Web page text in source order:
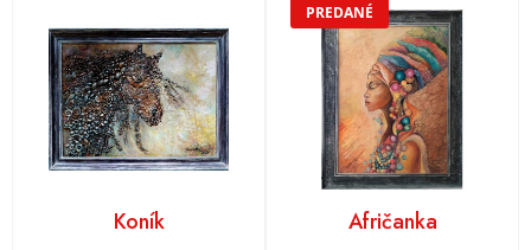
Koník
PREDANÉ
Afričanka